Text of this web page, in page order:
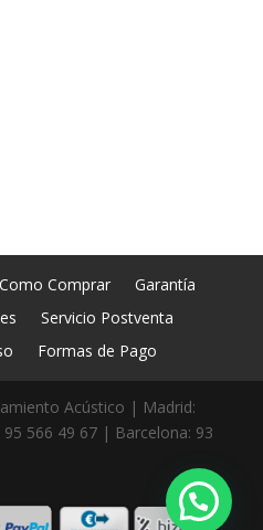
Como Comprar
Garantía
Servicio Postventa
Formas de Pago
Acústico | Madrid:
566 49 67 | Barcelona: 93